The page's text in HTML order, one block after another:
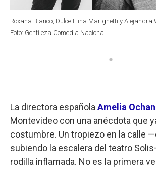
Roxana Blanco, Dulce Elina Marighetti y Alejandra
Foto: Gentileza Comedia Nacional.
La directora española Amelia
Montevideo con una anécdota que
costumbre. Un tropiezo en la calle
subiendo la escalera del teatro
rodilla inflamada. No es la primera